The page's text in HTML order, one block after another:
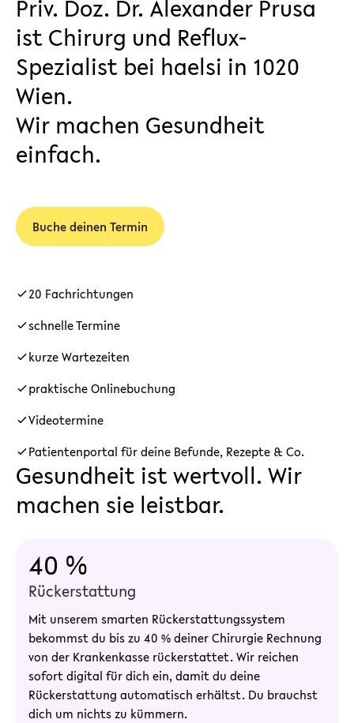
Priv. Doz. Dr. Alexander Prusa
ist Chirurg und Reflux-
Spezialist bei haelsi in 1020
Wien.
Wir machen Gesundheit
einfach.
Buche deinen Termin
20 Fachrichtungen
schnelle Termine
kurze Wartezeiten
praktische Onlinebuchung
Videotermine
Patientenportal für deine Befunde, Rezepte & Co.
Gesundheit ist wertvoll. Wir
machen sie leistbar.
40 %
Rückerstattung
Mit unserem smarten Rückerstattungssystem
bekommst du bis zu 40 % deiner Chirurgie Rechnung
von der Krankenkasse rückerstattet. Wir reichen
sofort digital für dich ein, damit du deine
Rückerstattung automatisch erhältst. Du brauchst
dich um nichts zu kümmern.